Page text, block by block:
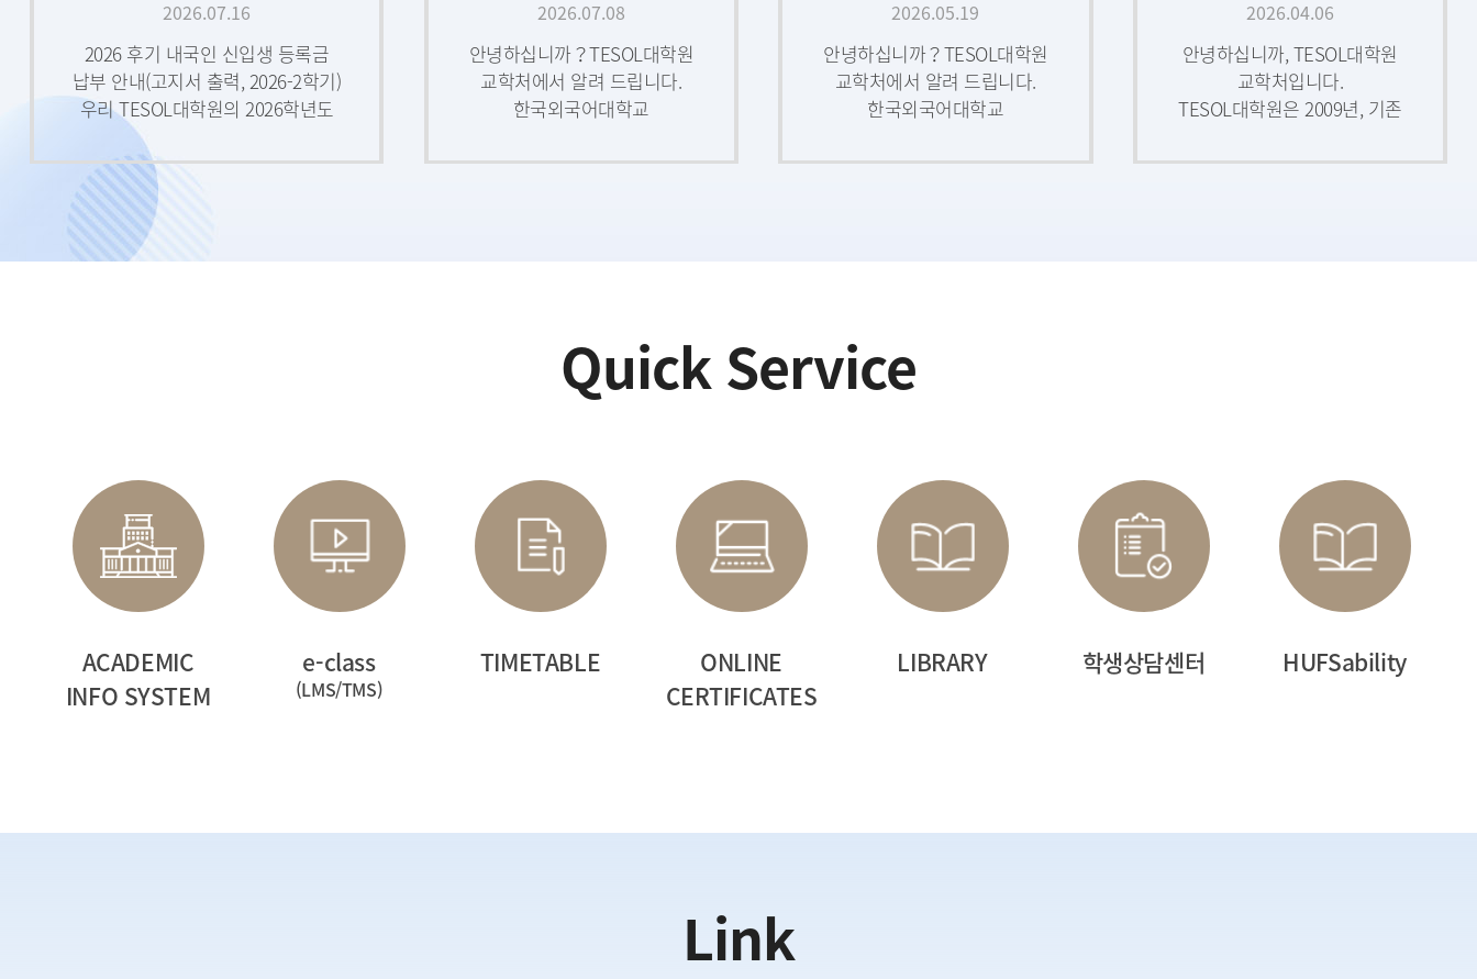
2026.07.16
2026 후기 내국인 신입생 등록금
납부 안내(고지서 출력, 2026-2학기)
우리 TESOL대학원의 2026학년도
후기 내국인 신입생의 등록금
납부안내(2026-2학기)를 아
2026.07.08
안녕하십니까？TESOL대학원
교학처에서 알려 드립니다.
한국외국어대학교
후기 일반전형 에 지원해 주신
2026.05.19
안녕하십니까？TESOL대학원
교학처에서 알려 드립니다.
한국외국어대학교
후기 특별전형 에 지원해 주신
2026.04.06
안녕하십니까, TESOL대학원
교학처입니다.
TESOL대학원은 2009년, 기존
과정과 차별화된 실용 중심
Quick Service
ACADEMIC
INFO SYSTEM
e-class
(LMS/TMS)
TIMETABLE
ONLINE
CERTIFICATES
LIBRARY 학생상담센터 HUFSability
Link